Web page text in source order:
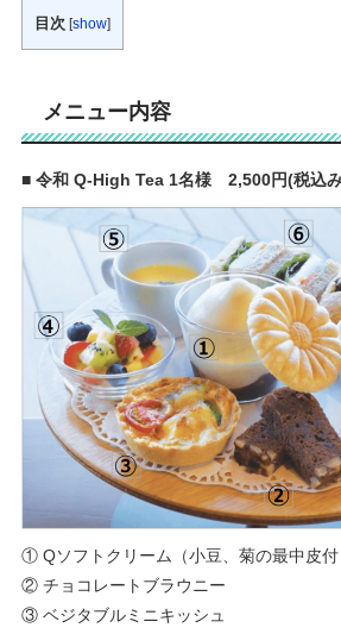
目次 [show]
メニュー内容
■ 令和 Q-High Tea 1名様 2,500円(税込
① Qソフトクリーム（小豆、菊の最中皮付
② チョコレートブラウニー
③ ベジタブルミニキッシュ